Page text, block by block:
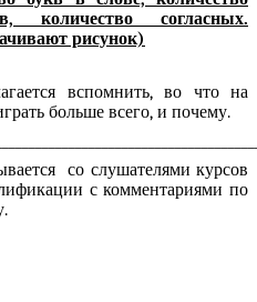
количество согласных.
рисунок)
вспомнить, во что на
больше всего, и почему.
со слушателями курсов
с комментариями по